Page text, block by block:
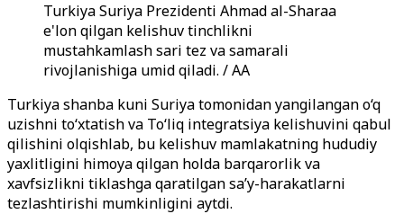
Turkiya Suriya Prezidenti Ahmad al-Sharaa
e'lon qilgan kelishuv tinchlikni
mustahkamlash sari tez va samarali
rivojlanishiga umid qiladi. / AA
Turkiya shanba kuni Suriya tomonidan yangilangan o‘q
uzishni to‘xtatish va To‘liq integratsiya kelishuvini qabul
qilishini olqishlab, bu kelishuv mamlakatning hududiy
yaxlitligini himoya qilgan holda barqarorlik va
xavfsizlikni tiklashga qaratilgan sa’y-harakatlarni
tezlashtirishi mumkinligini aytdi.